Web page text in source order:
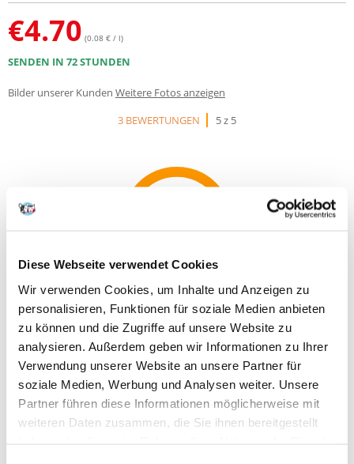
Diese Webseite verwendet Cookies
Wir verwenden Cookies, um Inhalte und Anzeigen zu
personalisieren, Funktionen für soziale Medien anbieten
zu können und die Zugriffe auf unsere Website zu
analysieren. Außerdem geben wir Informationen zu Ihrer
Verwendung unserer Website an unsere Partner für
soziale Medien, Werbung und Analysen weiter. Unsere
Partner führen diese Informationen möglicherweise mit
weiteren Daten zusammen, die Sie ihnen bereitgestellt
€4.70 (0.08 € / l)
SENDEN IN 72 STUNDEN
Bilder unserer Kunden Weitere Fotos anzeigen
3 BEWERTUNGEN
5 z 5
Recommend
100% KUNDEN EMPFEHLEN DIESES PRODUKT
Produktbeschreibung
hygienisch
saugstark